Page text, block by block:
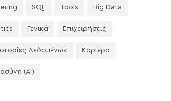
SQL Tools Big Data
Γενικά Επιχειρήσεις
Ιστορίες Δεδομένων Καριέρα
(AI)